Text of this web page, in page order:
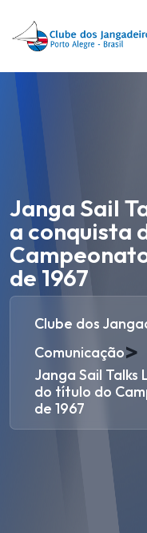
Janga Sail
a conquista
de 1967
Clube dos
Comunicação>
Janga Sail
do título do
de 1967